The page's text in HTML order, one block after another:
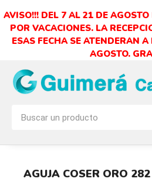
AVISO!!! DEL 7 AL 21 DE
POR VACACIONES. LA
ESAS FECHA SE ATENDERAN
AGOSTO.
AGUJA COSER ORO